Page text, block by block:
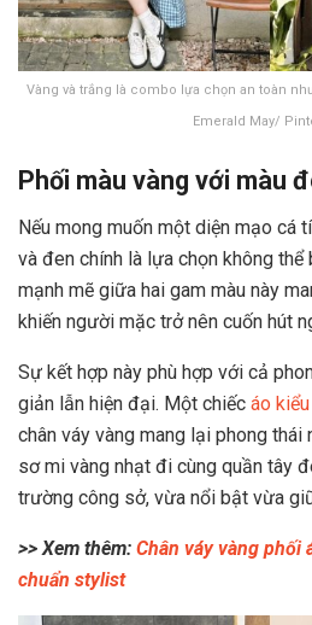
Vàng và trắng là combo lựa chọn an toàn
Emerald May/
Phối màu vàng với màu
Nếu mong muốn một diện mạo cá
và đen chính là lựa chọn không thể
mạnh mẽ giữa hai gam màu này
khiến người mặc trở nên cuốn hút
Sự kết hợp này phù hợp với cả
giản lẫn hiện đại. Một chiếc áo
chân váy vàng mang lại phong thái
sơ mi vàng nhạt đi cùng quần tây
trường công sở, vừa nổi bật vừa
>> Xem thêm: Chân váy vàng phối
chuẩn stylist